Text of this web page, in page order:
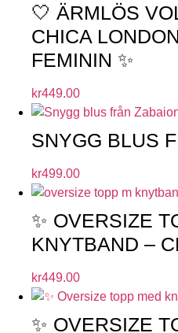
🤍 ÄRMLÖS
CHICA
FEMININ ✨
kr449.00
SNYGG BLUS
kr499.00
✨ OVERSIZE
KNYTBAND –
kr449.00
✨ OVERSIZE